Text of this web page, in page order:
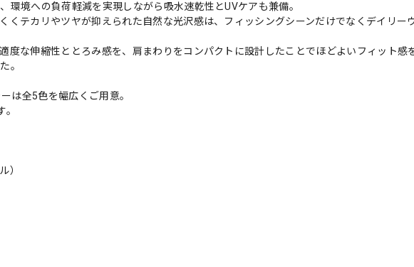
環境への負荷軽減を実現しながら吸水速乾性とUVケアも兼備。
くテカリやツヤが抑えられた自然な光沢感は、フィッシングシーンだけでなくデイリー
度な伸縮性ととろみ感を、肩まわりをコンパクトに設計したことでほどよいフィット感
。
は全5色を幅広くご用意。
）